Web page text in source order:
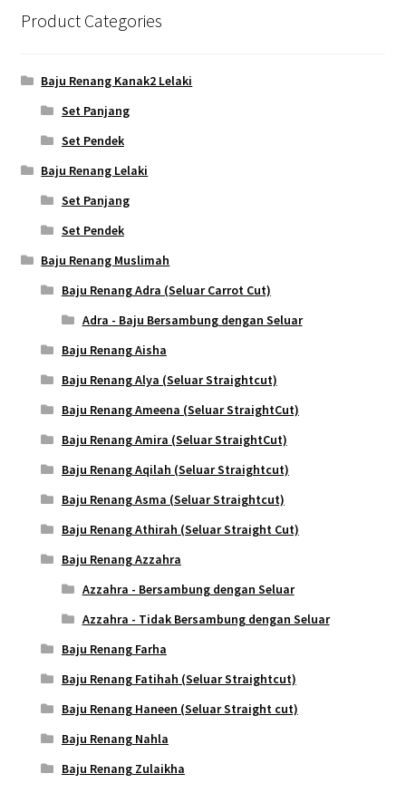
Product Categories
Baju Renang Kanak2 Lelaki
Set Panjang
Set Pendek
Baju Renang Lelaki
Set Panjang
Set Pendek
Baju Renang Muslimah
Baju Renang Adra (Seluar Carrot Cut)
Adra - Baju Bersambung dengan Seluar
Baju Renang Aisha
Baju Renang Alya (Seluar Straightcut)
Baju Renang Ameena (Seluar StraightCut)
Baju Renang Amira (Seluar StraightCut)
Baju Renang Aqilah (Seluar Straightcut)
Baju Renang Asma (Seluar Straightcut)
Baju Renang Athirah (Seluar Straight Cut)
Baju Renang Azzahra
Azzahra - Bersambung dengan Seluar
Azzahra - Tidak Bersambung dengan Seluar
Baju Renang Farha
Baju Renang Fatihah (Seluar Straightcut)
Baju Renang Haneen (Seluar Straight cut)
Baju Renang Nahla
Baju Renang Zulaikha